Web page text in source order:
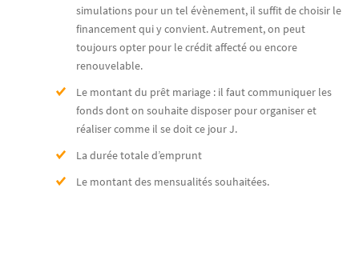
simulations pour un tel évènement, il suffit de choisir le
financement qui y convient. Autrement, on peut
toujours opter pour le crédit affecté ou encore
renouvelable.
Le montant du prêt mariage : il faut communiquer les
fonds dont on souhaite disposer pour organiser et
réaliser comme il se doit ce jour J.
La durée totale d’emprunt
Le montant des mensualités souhaitées.